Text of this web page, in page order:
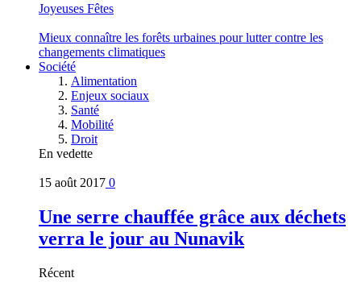
Joyeuses Fêtes
Mieux connaître les forêts urbaines pour lutter contre les
changements climatiques
Société
Alimentation
Enjeux sociaux
Santé
Mobilité
Droit
En vedette
15 août 2017 0
Une serre chauffée grâce aux déchets
verra le jour au Nunavik
Récent